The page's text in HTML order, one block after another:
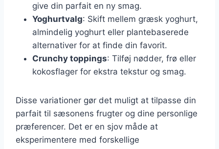
give din parfait en ny smag.
Yoghurtvalg: Skift mellem græsk yoghurt,
almindelig yoghurt eller plantebaserede
alternativer for at finde din favorit.
Crunchy toppings: Tilføj nødder, frø eller
kokosflager for ekstra tekstur og smag.
Disse variationer gør det muligt at tilpasse din
parfait til sæsonens frugter og dine personlige
præferencer. Det er en sjov måde at
eksperimentere med forskellige